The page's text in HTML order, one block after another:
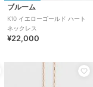
ブルーム
K10 イエローゴールド ハート
ネックレス
¥22,000